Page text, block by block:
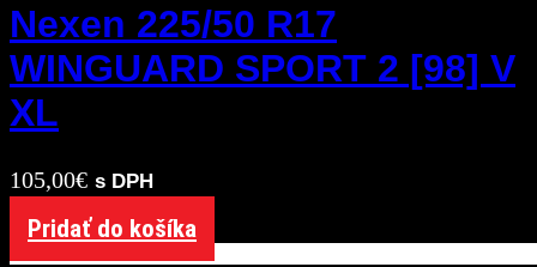
Nexen 225/50 R17
WINGUARD SPORT 2 [98] V
XL
105,00€ s DPH
Pridať do košíka